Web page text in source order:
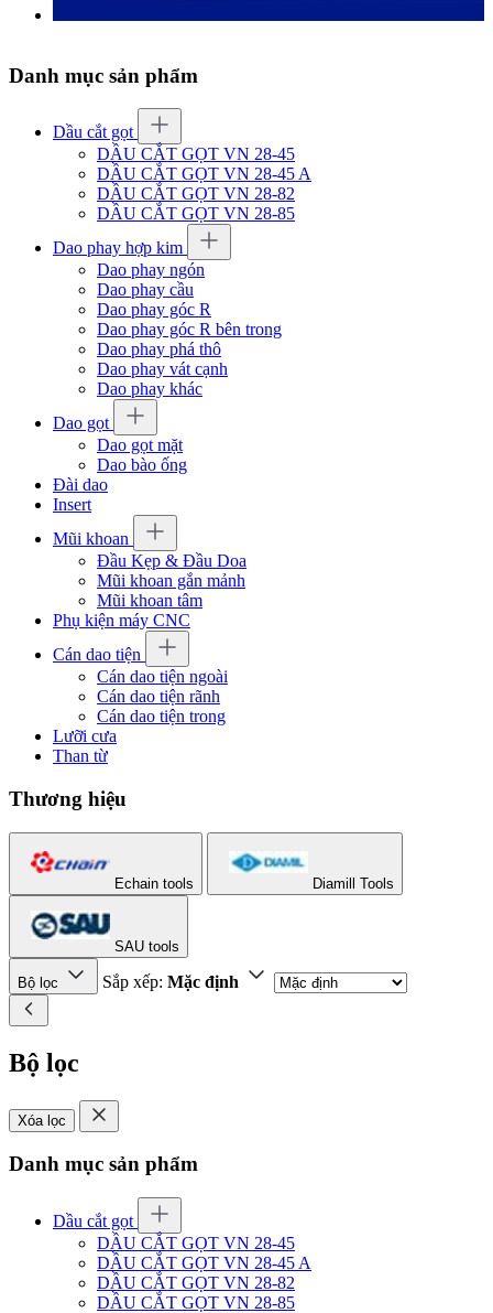
Danh mục sản phẩm
Dầu cắt gọt
DẦU CẮT GỌT VN 28-45
DẦU CẮT GỌT VN 28-45 A
DẦU CẮT GỌT VN 28-82
DẦU CẮT GỌT VN 28-85
Dao phay hợp kim
Dao phay ngón
Dao phay cầu
Dao phay góc R
Dao phay góc R bên trong
Dao phay phá thô
Dao phay vát cạnh
Dao phay khác
Dao gọt
Dao gọt mặt
Dao bào ống
Đài dao
Insert
Mũi khoan
Đầu Kẹp & Đầu Doa
Mũi khoan gắn mảnh
Mũi khoan tâm
Phụ kiện máy CNC
Cán dao tiện
Cán dao tiện ngoài
Cán dao tiện rãnh
Cán dao tiện trong
Lưỡi cưa
Than từ
Thương hiệu
Echain tools Diamill Tools
SAU tools
Bộ lọc Sắp xếp: Mặc định
Bộ lọc
Xóa lọc
Danh mục sản phẩm
Dầu cắt gọt
DẦU CẮT GỌT VN 28-45
DẦU CẮT GỌT VN 28-45 A
DẦU CẮT GỌT VN 28-82
DẦU CẮT GỌT VN 28-85